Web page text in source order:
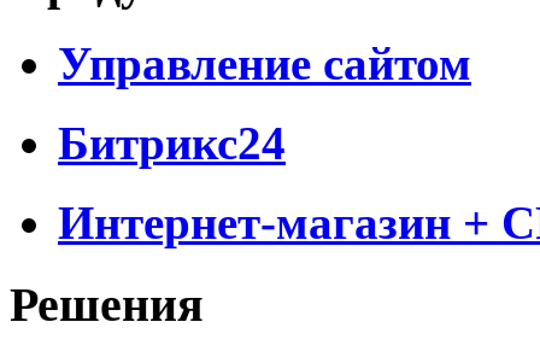
Управление сайтом
Битрикс24
Интернет-магазин +
Решения